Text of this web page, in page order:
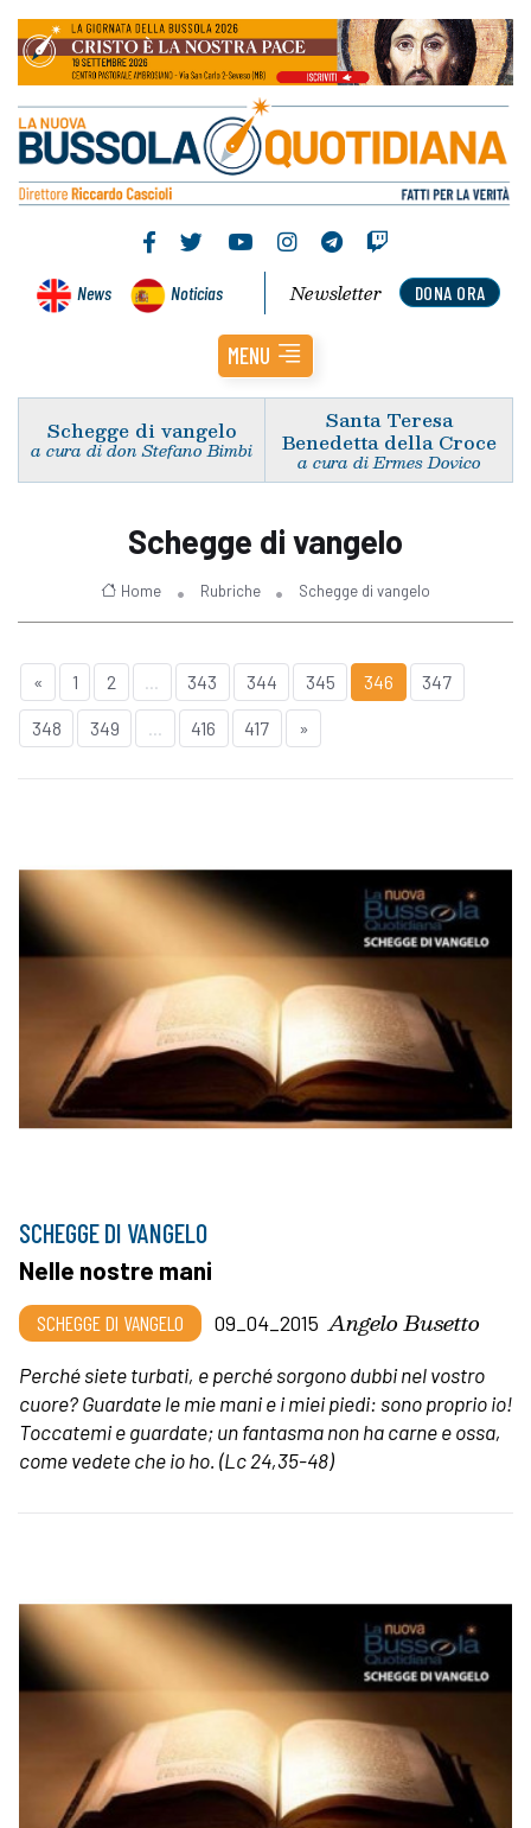
News Noticias DONA ORA
Newsletter
MENU
Schegge di vangelo
a cura di don Stefano Bimbi
Santa Teresa
Benedetta della Croce
a cura di Ermes Dovico
Schegge di vangelo
Home Rubriche Schegge di vangelo
« 1 2 343 344 345 346 347
348 349 ... 416 417 »
SCHEGGE DI VANGELO
Nelle nostre mani
SCHEGGE DI VANGELO 09_04_2015 Angelo Busetto
Perché siete turbati, e perché sorgono dubbi nel vostro
cuore? Guardate le mie mani e i miei piedi: sono proprio io!
Toccatemi e guardate; un fantasma non ha carne e ossa,
come vedete che io ho. (Lc 24,35-48)